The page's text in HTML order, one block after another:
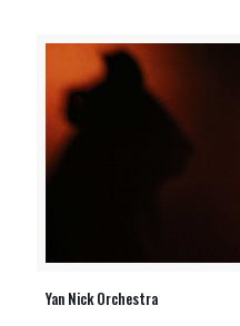
Yan Nick Orchestra